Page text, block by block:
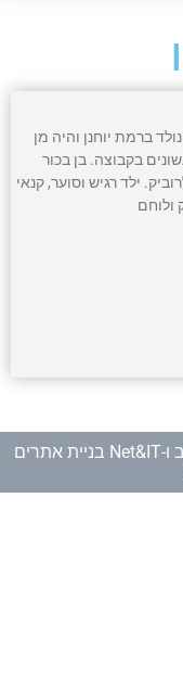
נולד ברמת יוחנן והיה מן
בקבוצה. בן בכור
ילד רגיש וסוער, קנאי
ולוחם
ו-
Net&IT בניית אתרים